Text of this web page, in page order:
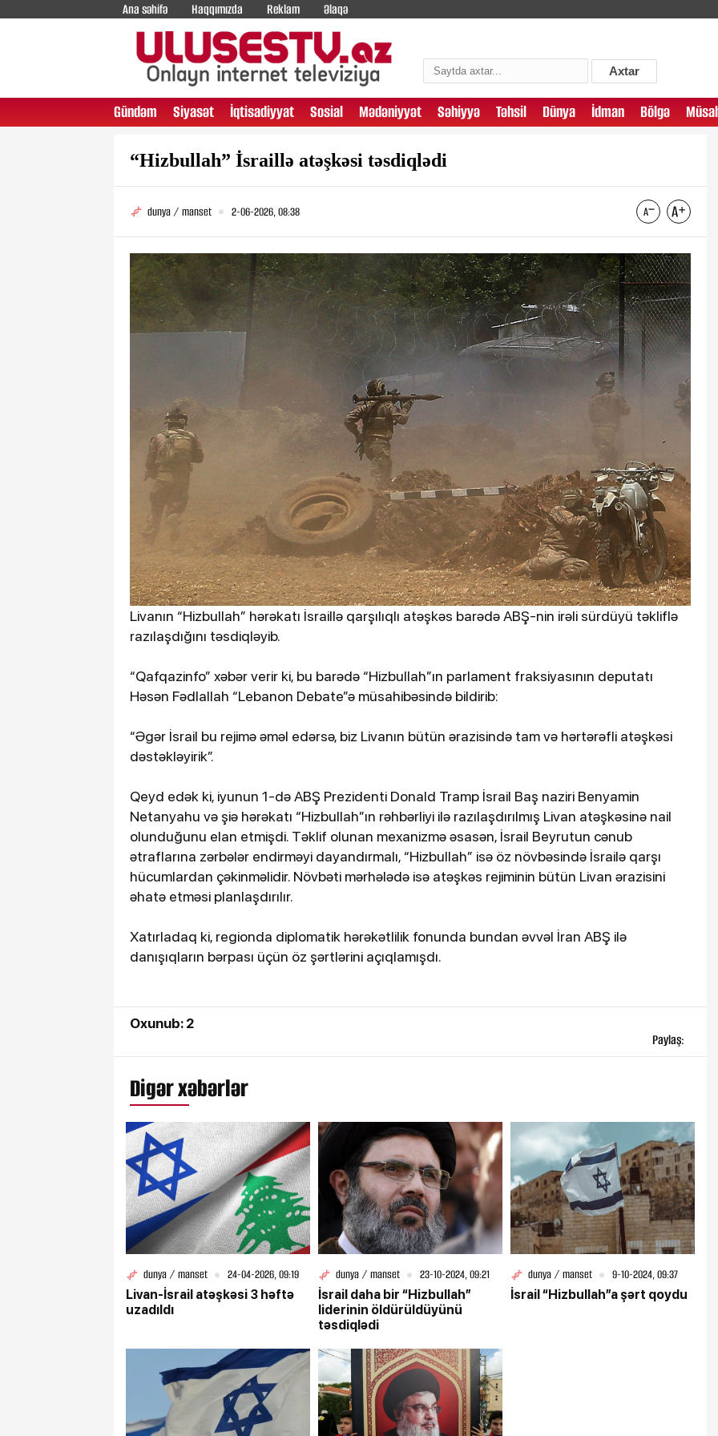
Ana səhifə Haqqımızda Reklam Əlaqə
Axtar
Gündəm Siyasət İqtisadiyyat Sosial Mədəniyyət Səhiyyə Təhsil Dünya İdman Bölgə
“Hizbullah” İsraillə atəşkəsi təsdiqlədi
dunya / manset 2-06-2026, 08:38
Livanın “Hizbullah” hərəkatı İsraillə qarşılıqlı atəşkəs barədə ABŞ-nin irəli sürdüyü təkliflə
razılaşdığını təsdiqləyib.
“Qafqazinfo” xəbər verir ki, bu barədə “Hizbullah”ın parlament fraksiyasının deputatı
Həsən Fədlallah “Lebanon Debate”ə müsahibəsində bildirib:
“Əgər İsrail bu rejimə əməl edərsə, biz Livanın bütün ərazisində tam və hərtərəfli atəşkəsi
dəstəkləyirik”.
Qeyd edək ki, iyunun 1-də ABŞ Prezidenti Donald Tramp İsrail Baş naziri Benyamin
Netanyahu və şiə hərəkatı “Hizbullah”ın rəhbərliyi ilə razılaşdırılmış Livan atəşkəsinə nail
olunduğunu elan etmişdi. Təklif olunan mexanizmə əsasən, İsrail Beyrutun cənub
ətraflarına zərbələr endirməyi dayandırmalı, “Hizbullah” isə öz növbəsində İsrailə qarşı
hücumlardan çəkinməlidir. Növbəti mərhələdə isə atəşkəs rejiminin bütün Livan ərazisini
əhatə etməsi planlaşdırılır.
Xatırladaq ki, regionda diplomatik hərəkətlilik fonunda bundan əvvəl İran ABŞ ilə
danışıqların bərpası üçün öz şərtlərini açıqlamışdı.
Oxunub: 2
Paylaş:
Digər xəbərlər
dunya / manset
24-04-2026, 09:19
Livan-İsrail atəşkəsi 3 həftə
uzadıldı
dunya / manset
23-10-2024, 09:21
İsrail daha bir “Hizbullah”
liderinin öldürüldüyünü
təsdiqlədi
dunya / manset
9-10-2024, 09:37
İsrail “Hizbullah”a şərt qoydu